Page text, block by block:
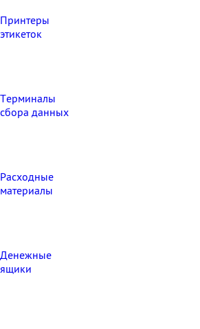
Принтеры
этикеток
Терминалы
сбора данных
Расходные
материалы
Денежные
ящики